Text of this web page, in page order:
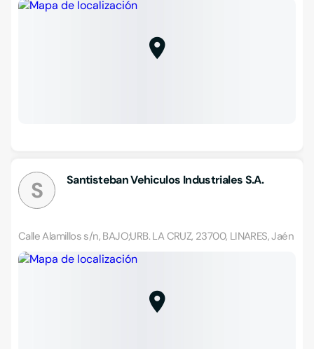
S Santisteban Vehiculos Industriales S.A.
Calle Alamillos s/n, BAJO;URB. LA CRUZ, 23700, LINARES, Jaén